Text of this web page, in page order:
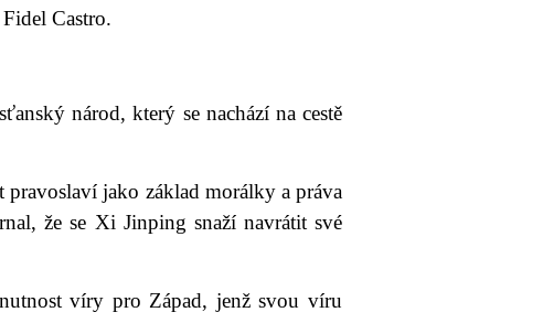
Castro.
národ, který se nachází na cestě
jako základ morálky a práva
že se Xi Jinping snaží navrátit své
víry pro Západ, jenž svou víru